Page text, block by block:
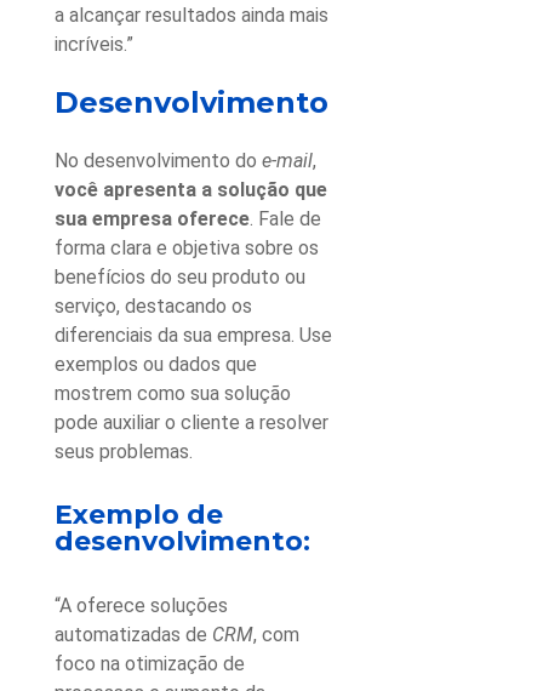
a alcançar resultados ainda mais
incríveis.”
Desenvolvimento
No desenvolvimento do e-mail,
você apresenta a solução que
sua empresa oferece. Fale de
forma clara e objetiva sobre os
benefícios do seu produto ou
serviço, destacando os
diferenciais da sua empresa. Use
exemplos ou dados que
mostrem como sua solução
pode auxiliar o cliente a resolver
seus problemas.
Exemplo de
desenvolvimento:
“A oferece soluções
automatizadas de CRM, com
foco na otimização de